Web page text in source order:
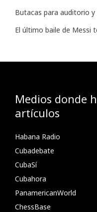
Butacas para auditorio y
El último baile de Messi
Medios donde
artículos
Habana Radio
Cubadebate
CubaSí
Cubahora
PanamericanWorld
ChessBase